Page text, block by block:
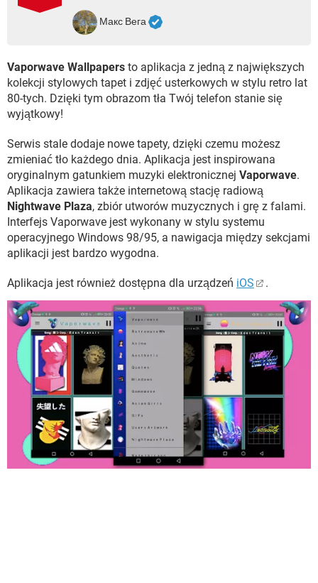
WINDOWS 10
Макс Вега
Vaporwave Wallpapers to aplikacja z jedną z największych
kolekcji stylowych tapet i zdjęć usterkowych w stylu retro lat
80-tych. Dzięki tym obrazom tła Twój telefon stanie się
wyjątkowy!
Serwis stale dodaje nowe tapety, dzięki czemu możesz
zmieniać tło każdego dnia. Aplikacja jest inspirowana
oryginalnym gatunkiem muzyki elektronicznej Vaporwave.
Aplikacja zawiera także internetową stację radiową
Nightwave Plaza, zbiór utworów muzycznych i grę z falami.
Interfejs Vaporwave jest wykonany w stylu systemu
operacyjnego Windows 98/95, a nawigacja między sekcjami
aplikacji jest bardzo wygodna.
Aplikacja jest również dostępna dla urządzeń iOS .